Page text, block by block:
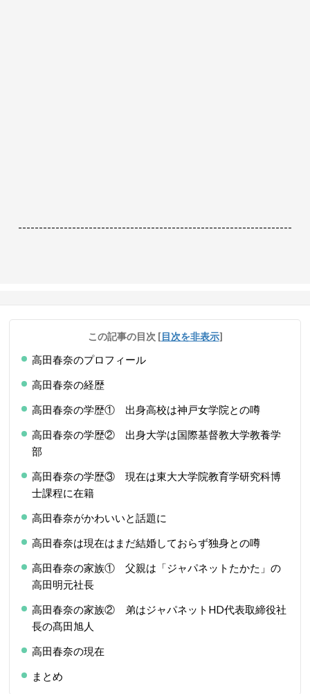
------------------------------------------------------------------
この記事の目次 [目次を非表示]
高田春奈のプロフィール
高田春奈の経歴
高田春奈の学歴① 出身高校は神戸女学院との噂
高田春奈の学歴② 出身大学は国際基督教大学教養学
部
高田春奈の学歴③ 現在は東大大学院教育学研究科博
士課程に在籍
高田春奈がかわいいと話題に
高田春奈は現在はまだ結婚しておらず独身との噂
高田春奈の家族① 父親は「ジャパネットたかた」の
高田明元社長
高田春奈の家族② 弟はジャパネットHD代表取締役社
長の髙田旭人
高田春奈の現在
まとめ